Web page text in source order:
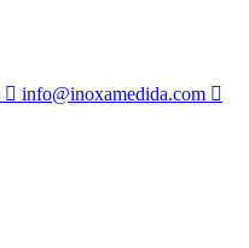
 info@inoxamedida.com 